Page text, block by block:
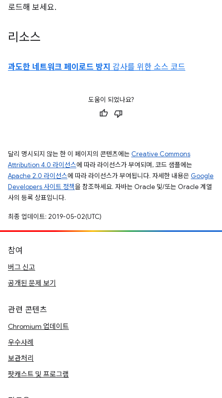
로드해 보세요.
리소스
과도한 네트워크 페이로드 방지 감사를 위한 소스 코드
도움이 되었나요?
달리 명시되지 않는 한 이 페이지의 콘텐츠에는 Creative Commons
Attribution 4.0 라이선스에 따라 라이선스가 부여되며, 코드 샘플에는
Apache 2.0 라이선스에 따라 라이선스가 부여됩니다. 자세한 내용은 Google
Developers 사이트 정책을 참조하세요. 자바는 Oracle 및/또는 Oracle 계열
사의 등록 상표입니다.
최종 업데이트: 2019-05-02(UTC)
참여
버그 신고
공개된 문제 보기
관련 콘텐츠
Chromium 업데이트
우수사례
보관처리
팟캐스트 및 프로그램